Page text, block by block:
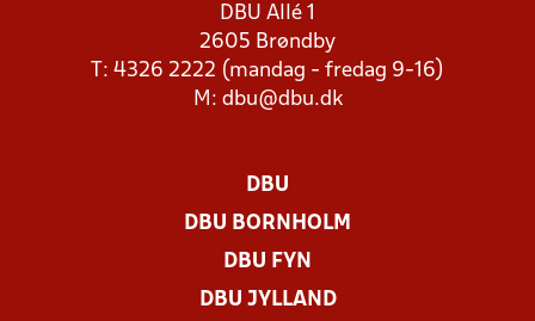
DBU Allé 1
2605 Brøndby
T: 4326 2222 (mandag - fredag 9-16)
M: dbu@dbu.dk
DBU
DBU BORNHOLM
DBU FYN
DBU JYLLAND